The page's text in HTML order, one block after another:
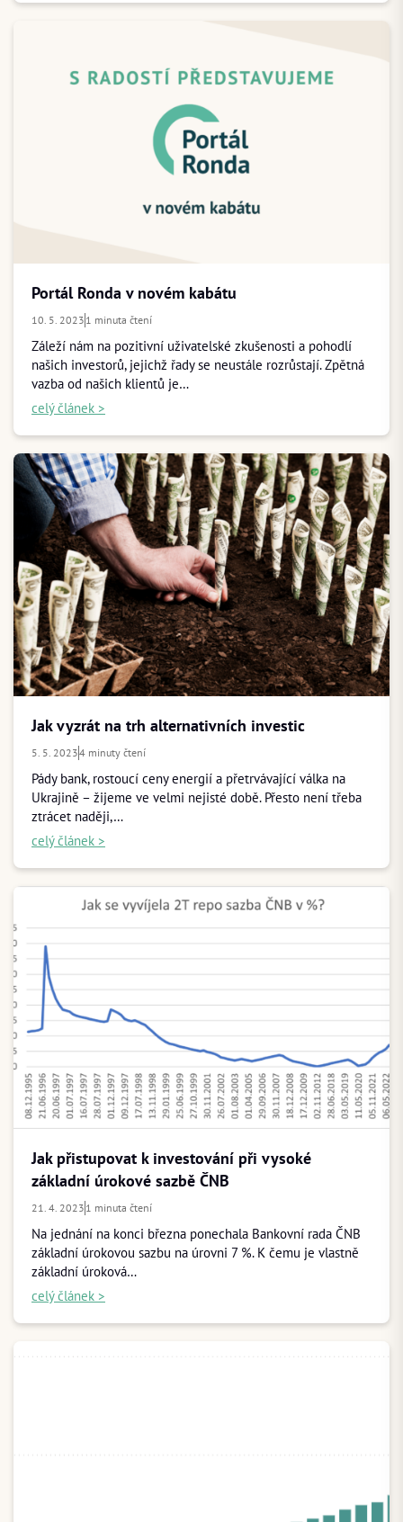
Portál Ronda v novém kabátu
10. 5. 2023 1 minuta čtení
Záleží nám na pozitivní uživatelské zkušenosti a pohodlí
našich investorů, jejichž řady se neustále rozrůstají. Zpětná
vazba od našich klientů je…
celý článek >
Jak vyzrát na trh alternativních investic
5. 5. 20234 minuty čtení
Pády bank, rostoucí ceny energií a přetrvávající válka na
Ukrajině – žijeme ve velmi nejisté době. Přesto není třeba
ztrácet naději,…
celý článek >
Jak přistupovat k investování při vysoké
základní úrokové sazbě ČNB
21. 4. 2023 1 minuta čtení
Na jednání na konci března ponechala Bankovní rada ČNB
základní úrokovou sazbu na úrovni 7 %. K čemu je vlastně
základní úroková…
celý článek >